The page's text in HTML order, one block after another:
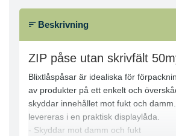
Beskrivning
ZIP påse utan skrivfält
Blixtlåspåsar är idealiska för
av produkter på ett enkelt och
skyddar innehållet mot fukt och
levereras i en praktisk displaylåda.
- Skyddar mot damm och fukt